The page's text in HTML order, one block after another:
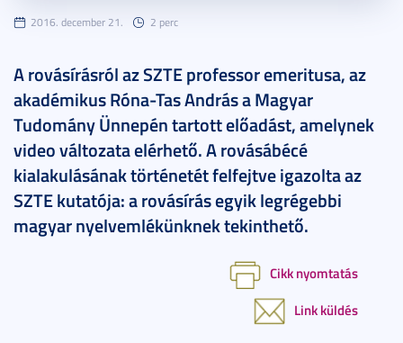
2016. december 21. 2 perc
A rovásírásról az SZTE professor emeritusa, az
akadémikus Róna-Tas András a Magyar
Tudomány Ünnepén tartott előadást, amelynek
video változata elérhető. A rovásábécé
kialakulásának történetét felfejtve igazolta az
SZTE kutatója: a rovásírás egyik legrégebbi
magyar nyelvemlékünknek tekinthető.
Cikk nyomtatás
Link küldés